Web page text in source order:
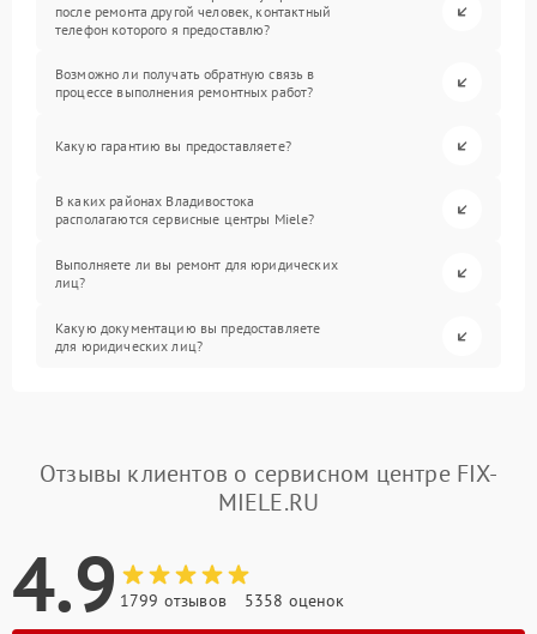
после ремонта другой человек, контактный
телефон которого я предоставлю?
Возможно ли получать обратную связь в
процессе выполнения ремонтных работ?
Какую гарантию вы предоставляете?
В каких районах Владивостока
располагаются сервисные центры Miele?
Выполняете ли вы ремонт для юридических
лиц?
Какую документацию вы предоставляете
для юридических лиц?
Отзывы клиентов о сервисном центре FIX-
MIELE.RU
4.9 1799 отзывов 5358 оценок